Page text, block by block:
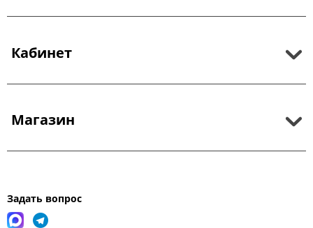
Кабинет
Магазин
Задать вопрос